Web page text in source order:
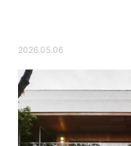
2026.05.06